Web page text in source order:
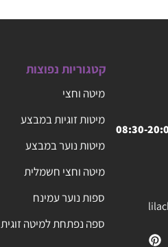
קטגוריות נפוצות
מיטה וחצי
מיטות זוגיות במבצע
מיטות נוער במבצע
מיטה וחצי חשמלית
ספות נוער עמינח
ספה נפתחת למיטה זוגית